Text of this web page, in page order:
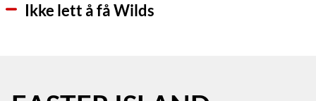
Ikke lett å få Wilds